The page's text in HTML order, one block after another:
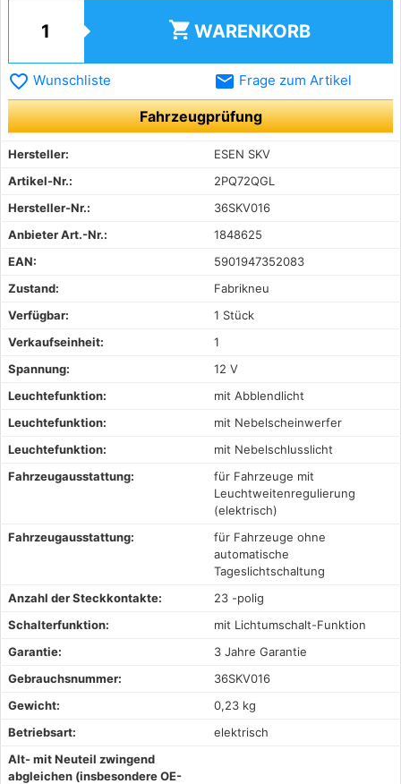
shopping_cart WARENKORB
favorite_border Wunschliste email Frage zum Artikel
Fahrzeugprüfung
Hersteller:
ESEN SKV
Artikel-Nr.:
2PQ72QGL
Hersteller-Nr.:
36SKV016
Anbieter Art.-Nr.:
1848625
EAN:
5901947352083
Zustand:
Fabrikneu
Verfügbar:
1 Stück
Verkaufseinheit:
1
Spannung:
12 V
Leuchtefunktion:
mit Abblendlicht
Leuchtefunktion:
mit Nebelscheinwerfer
Leuchtefunktion:
mit Nebelschlusslicht
Fahrzeugausstattung:
für Fahrzeuge mit
Leuchtweitenregulierung
(elektrisch)
Fahrzeugausstattung:
für Fahrzeuge ohne
automatische
Tageslichtschaltung
Anzahl der Steckkontakte:
23 -polig
Schalterfunktion:
mit Lichtumschalt-Funktion
Garantie:
3 Jahre Garantie
Gebrauchsnummer:
36SKV016
Gewicht:
0,23 kg
Betriebsart:
elektrisch
Alt- mit Neuteil zwingend
abgleichen (insbesondere OE-